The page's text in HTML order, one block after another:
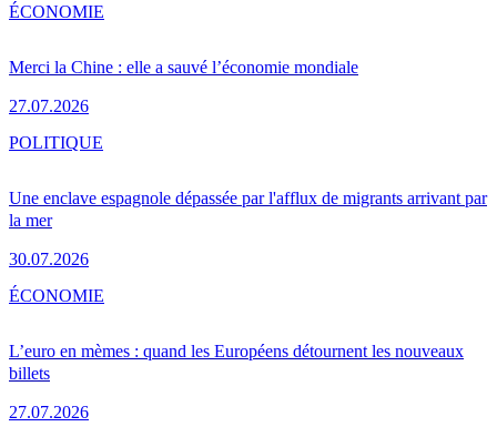
Merci la Chine : elle a sauvé l’économie mondiale
27.07.2026
ÉCONOMIE
Une enclave espagnole dépassée par l'afflux de migrants arrivant par
la mer
30.07.2026
POLITIQUE
L’euro en mèmes : quand les Européens détournent les nouveaux
billets
27.07.2026
ÉCONOMIE